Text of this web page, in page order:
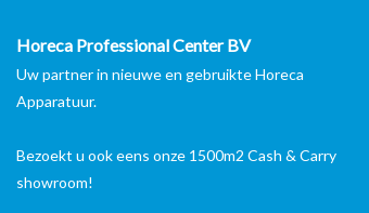
Horeca Professional Center BV
Uw partner in nieuwe en gebruikte Horeca
Apparatuur.
Bezoekt u ook eens onze 1500m2 Cash & Carry
showroom!